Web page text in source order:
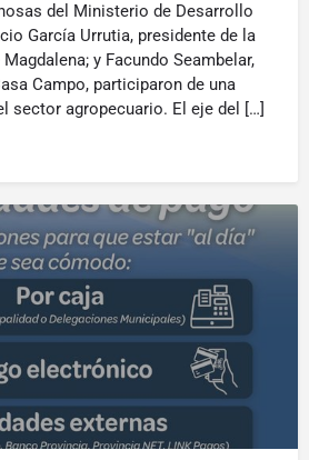
del Ministerio de Desarrollo
García Urrutia, presidente de la
y Facundo Seambelar,
Campo, participaron de una
sector agropecuario. El eje del […]